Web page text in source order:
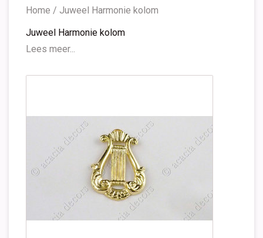
Home / Juweel Harmonie kolom
Juweel Harmonie kolom
Lees meer...